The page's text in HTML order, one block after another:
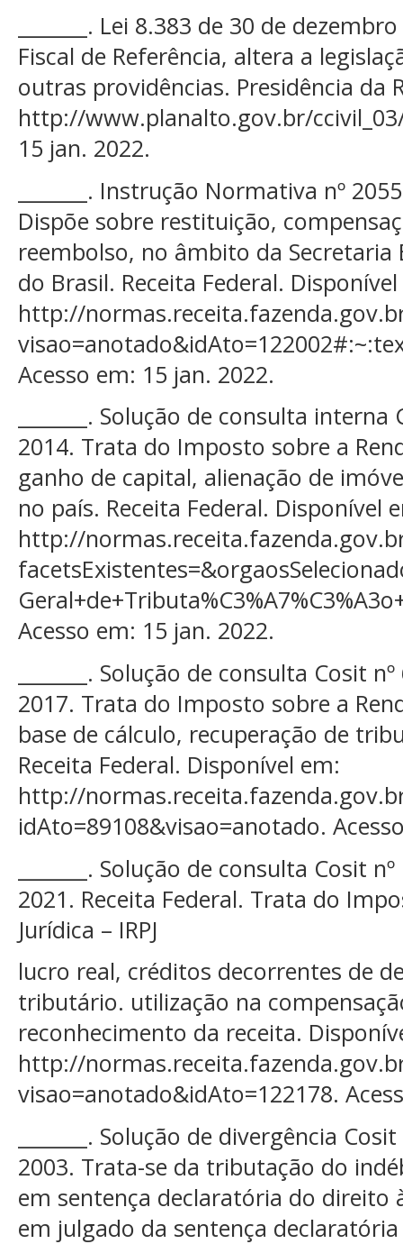
_______. Lei 8.383 de 30 de
Fiscal de Referência, altera a
outras providências. Presidência da
http://www.planalto.gov.br/
15 jan. 2022.
_______. Instrução Normativa nº
Dispõe sobre restituição,
reembolso, no âmbito da Secretaria
do Brasil. Receita Federal.
http://
Acesso em: 15 jan. 2022.
_______. Solução de consulta
2014. Trata do Imposto sobre a
ganho de capital, alienação de
no país. Receita Federal. Disponível
http://
Acesso em: 15 jan. 2022.
_______. Solução de consulta Cosit
2017. Trata do Imposto sobre a
base de cálculo, recuperação de
Receita Federal. Disponível em:
http://
idAto=89108&visao=anotado.
_______. Solução de consulta Cosit
2021. Receita Federal. Trata do
Jurídica – IRPJ
lucro real, créditos decorrentes de
tributário. utilização na
reconhecimento da receita.
http://
visao=anotado&idAto=122178.
_______. Solução de divergência
2003. Trata-se da tributação do
em sentença declaratória do direito
em julgado da sentença